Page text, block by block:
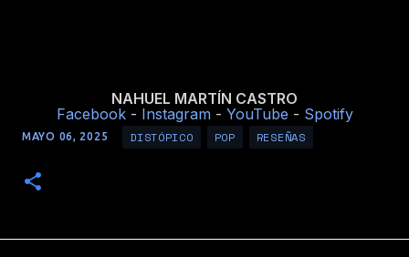
NAHUEL MARTÍN CASTRO
Facebook- Instagram- YouTube- Spotify
MAYO 06, 2025 DISTÓPICO POP RESEÑAS